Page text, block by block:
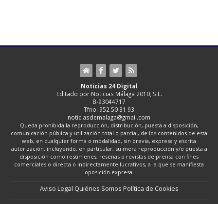
Noticias 24 Digital
Editado por Noticias Málaga 2010, S.L.
B-93044717
Tfno. 952 50 31 93
noticiasdemalaga@gmail.com
Queda prohibida la reproducción, distribución, puesta a disposición,
comunicación pública y utilización total o parcial, de los contenidos de esta
web, en cualquier forma o modalidad, sin previa, expresa y escrita
autorización, incluyendo, en particular, su mera reproducción y/o puesta a
disposición como resúmenes, reseñas o revistas de prensa con fines
comerciales o directa o indirectamente lucrativos, a la que se manifiesta
oposición expresa.
Aviso Legal Quiénes Somos Política de Cookies